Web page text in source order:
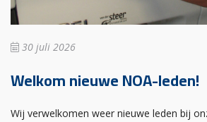
30 juli 2026
Welkom nieuwe NOA-leden!
Wij verwelkomen weer nieuwe leden bij